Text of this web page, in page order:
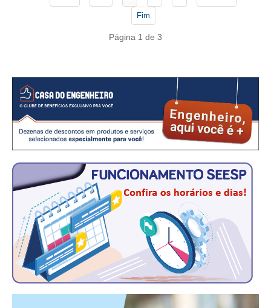
SEESP EDUCAÇÃO
PLATAFORMAS GRATUITAS
BENEFÍCIOS
APOSENTADORIA
CONVÊNIOS
PLANO DE SAÚDE
SEESPPREV
CONSÓRCIOS
Fim
Página 1 de 3